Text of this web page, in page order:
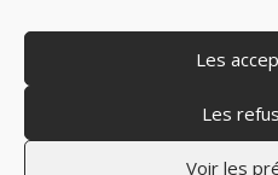
Les
Les
Voir les
Copyright © 2009-
Mentions légales–